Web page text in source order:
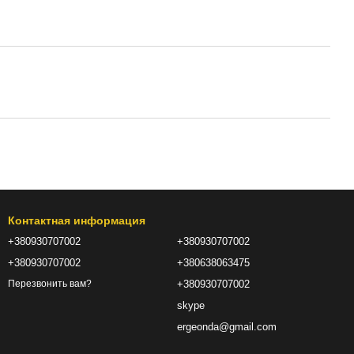
Контактная информация
+380930707002
+380930707002
Перезвонить вам?
+380930707002
+380638063475
+380930707002
skype
ergeonda@gmail.com